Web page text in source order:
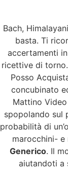
Dove
Bach,
basta. Ti
accertamenti
ricettive di
Posso
concubinato
Mattino
spopolando sul
probabilità di
marocchini- e
Generico. Il
aiutandoti a